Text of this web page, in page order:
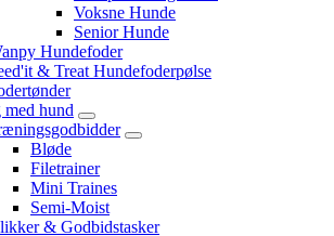
Voksne Hunde
Senior Hunde
Hundefoder
& Treat Hundefoderpølse
hund
Bløde
Filetrainer
Mini Traines
Semi-Moist
& Godbidstasker